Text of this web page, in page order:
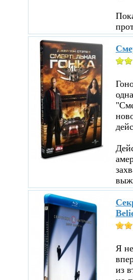
Я
из